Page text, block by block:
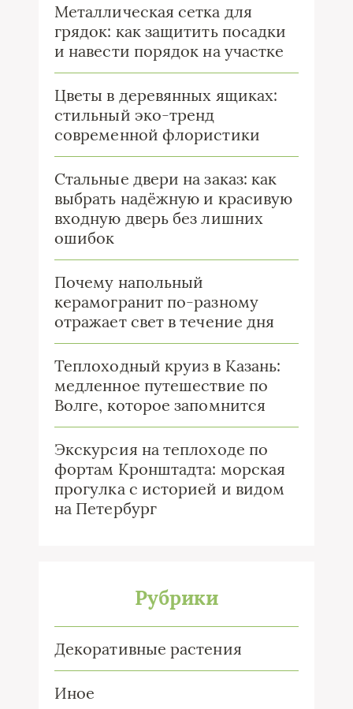
Металлическая сетка для
грядок: как защитить посадки
и навести порядок на участке
Цветы в деревянных ящиках:
стильный эко-тренд
современной флористики
Стальные двери на заказ: как
выбрать надёжную и красивую
входную дверь без лишних
ошибок
Почему напольный
керамогранит по-разному
отражает свет в течение дня
Теплоходный круиз в Казань:
медленное путешествие по
Волге, которое запомнится
Экскурсия на теплоходе по
фортам Кронштадта: морская
прогулка с историей и видом
на Петербург
Рубрики
Декоративные растения
Иное